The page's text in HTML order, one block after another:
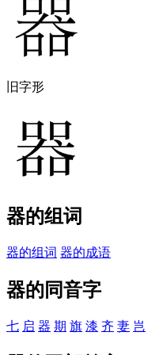
旧字形
器的组词
器的组词 器的成语
器的同音字
七 启 器 期 旗 漆 齐 妻 岂